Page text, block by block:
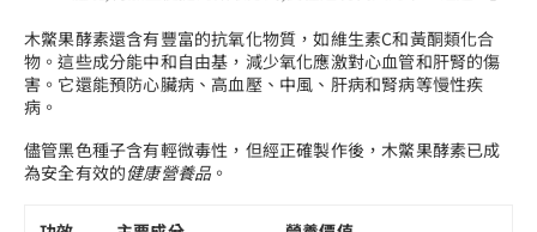
木鱉果酵素還含有豐富的抗氧化物質，如維生素C和黃酮類化合
物。這些成分能中和自由基，減少氧化應激對心血管和肝腎的傷
害。它還能預防心臟病、高血壓、中風、肝病和腎病等慢性疾
病。
儘管黑色種子含有輕微毒性，但經正確製作後，木鱉果酵素已成
為安全有效的健康營養品 。